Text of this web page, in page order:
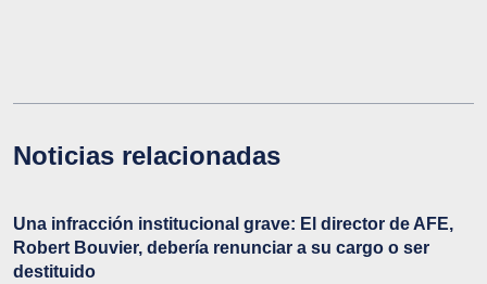
Noticias relacionadas
Una infracción institucional grave: El director de AFE,
Robert Bouvier, debería renunciar a su cargo o ser
destituido